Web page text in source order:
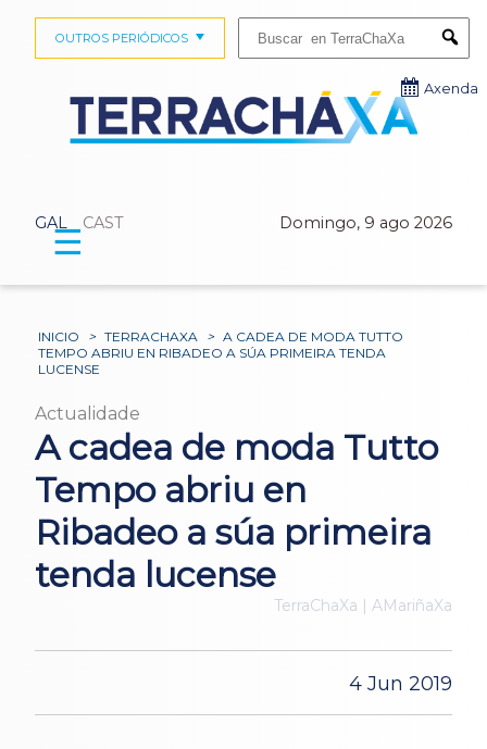
GAL CAST Domingo, 9 ago 2026
OUTROS PERIÓDICOS
Axenda
☰
INICIO > TERRACHAXA > A CADEA DE MODA TUTTO
TEMPO ABRIU EN RIBADEO A SÚA PRIMEIRA TENDA
LUCENSE
Actualidade
A cadea de moda Tutto
Tempo abriu en
Ribadeo a súa primeira
tenda lucense
TerraChaXa | AMariñaXa
4 Jun 2019